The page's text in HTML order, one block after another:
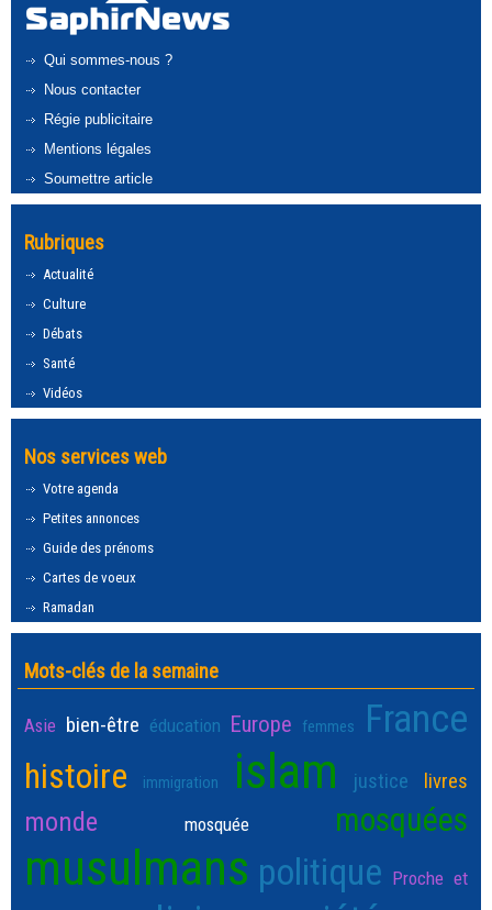
Qui sommes-nous ?
Nous contacter
Régie publicitaire
Mentions légales
Soumettre article
Rubriques
Actualité
Culture
Débats
Santé
Vidéos
Nos services web
Votre agenda
Petites annonces
Guide des prénoms
Cartes de voeux
Ramadan
Mots-clés de la semaine
Asie bien-être éducation Europe femmes France
histoire immigration islam justice livres
monde mosquée mosquées
musulmans politique Proche et